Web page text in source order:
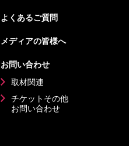
よくあるご質問
メディアの皆様へ
お問い合わせ
取材関連
チケットその他
お問い合わせ